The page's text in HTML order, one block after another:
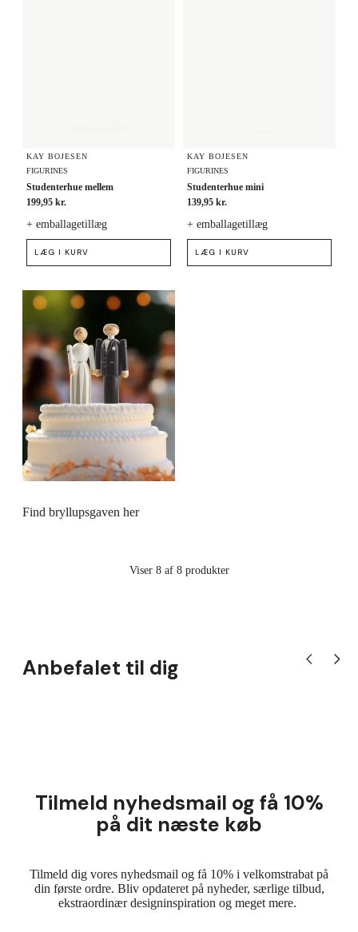
KAY BOJESEN
FIGURINES
Studenterhue mellem
199,95 kr.
+ emballagetillæg
LÆG I KURV
KAY BOJESEN
FIGURINES
Studenterhue mini
139,95 kr.
+ emballagetillæg
LÆG I KURV
Find bryllupsgaven her
Viser 8 af 8 produkter
Anbefalet til dig Vis tidligere
Vis
Tilmeld nyhedsmail og få 10%
på dit næste køb
Tilmeld dig vores nyhedsmail og få 10% i velkomstrabat på
din første ordre. Bliv opdateret på nyheder, særlige tilbud,
ekstraordinær designinspiration og meget mere.